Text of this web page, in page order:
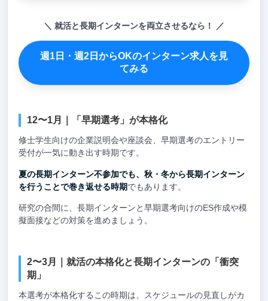
就活と長期インターンを両立させるなら！
週1日・週2日からOKのインターン求人を見
てみる
12〜1月｜「早期選考」が本格化
修士学生向けの企業説明会や座談会、早期選考のエントリー
受付が一気に動き出す時期です。
夏の長期インターン不参加でも、秋・冬から長期インターン
を行うことで巻き返せる時期でもあります。
研究の合間に、長期インターンと早期選考向けのES作成や模
擬面接などの対策を進めましょう。
2〜3月｜就活の本格化と長期インターンの「衝突
期」
本選考が本格化するこの時期は、スケジュールの見直しがカ